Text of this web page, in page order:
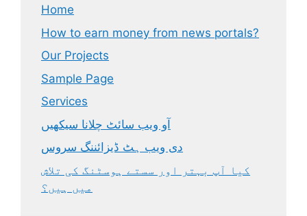
Home
How to earn money from news portals?
Our Projects
Sample Page
Services
آو ویب سائٹ چلانا سیکھیں
دی ویب ہٹ ڈیزائننگ سروس
کیا آپ بہتر اور سستے ہوسٹنگ کی تلاش
میں ہیں؟